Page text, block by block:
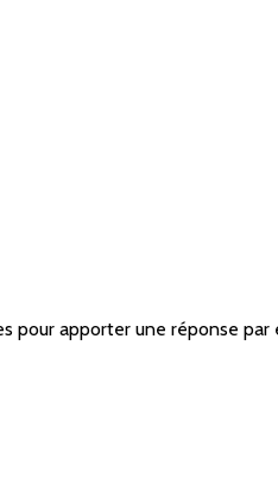
pour apporter une réponse